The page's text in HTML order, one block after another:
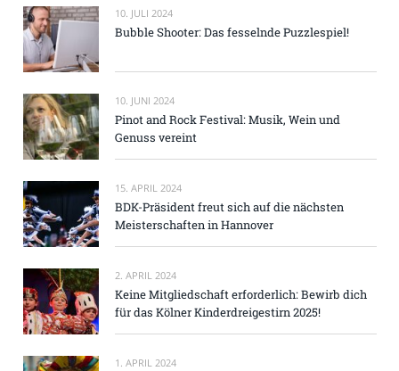
10. JULI 2024
Bubble Shooter: Das fesselnde Puzzlespiel!
10. JUNI 2024
Pinot and Rock Festival: Musik, Wein und
Genuss vereint
15. APRIL 2024
BDK-Präsident freut sich auf die nächsten
Meisterschaften in Hannover
2. APRIL 2024
Keine Mitgliedschaft erforderlich: Bewirb dich
für das Kölner Kinderdreigestirn 2025!
1. APRIL 2024